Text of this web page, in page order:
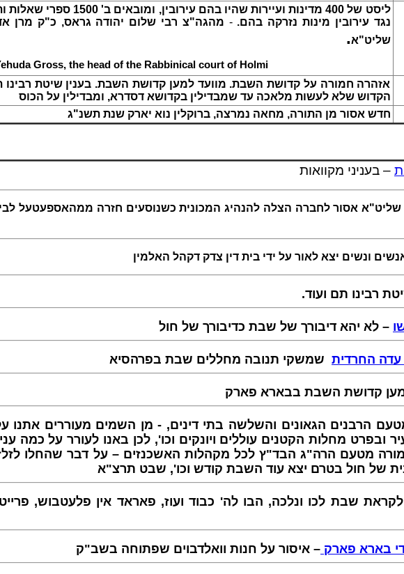
ליסט של 400 מדינות ועיירות שהיו בהם
נגד עירובין מינות נזרקה בהם. - מהגה"צ רבי שלום יהודה גראס, כ"ק מרן
שליט"א.
Gross, the head of the Rabbinical court of Holmi
אזהרה חמורה על קדושת השבת. מוועד למען קדושת השבת. בענין שיטת רבינו
הקדוש שלא לעשות מלאכה עד שמבדילין בקדושא דסדרא, ומבדילין על הכוס
חדש אסור מן התורה, מחאה נמרצה, ברוקלין נוא יארק שנת תשנ"ג
– בעניני מקוואות
אסור לחברה הצלה להנהיג המכונית כשנוסעים חזרה ממהאספעטעל
ונשים יצא לאור על ידי בית דין צדק דקהל האלמין
רבינו תם ועוד.
– לא יהא דיבורך של שבת כדיבורך של חול
החרדית שמשקי תנובה מחללים שבת בפרהסיא
קדושת השבת בבארא פארק
הרבנים הגאונים והשלשה בתי דינים, - מן השמים מעוררים אתנו
מחלות הקטנים עוללים ויונקים וכו', לכן באנו לעורר על כמה
מטעם הרה"ג הבד"ץ לכל מקהלות האשכנזים – על דבר שהחלו
של חול בטרם יצא עוד השבת קודש וכו', שבט תרצ"א
שבת לכו ונלכה, הבו לה' כבוד ועוז, פאראד אין פלעטבוש,
בארא פארק – איסור על חנות וואלדבוים שפתוחה בשב"ק